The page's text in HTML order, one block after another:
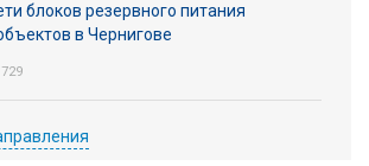
блоков резервного питания
в Чернигове
729